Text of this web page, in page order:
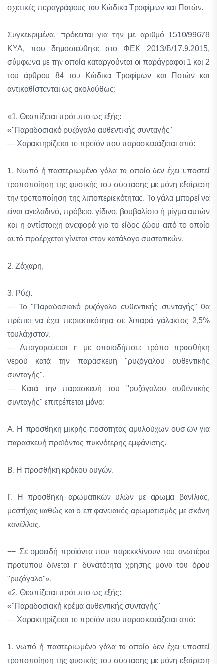
σχετικές παραγράφους του Κώδικα Τροφίμων και Ποτών.
Συγκεκριμένα, πρόκειται για την με αριθμό 1510/99678
ΚΥΑ, που δημοσιεύθηκε στο ΦΕΚ 2013/Β/17.9.2015,
σύμφωνα με την οποία καταργούνται οι παράγραφοι 1 και 2
του άρθρου 84 του Κώδικα Τροφίμων και Ποτών και
αντικαθίστανται ως ακολούθως:
«1. Θεσπίζεται πρότυπο ως εξής:
«"Παραδοσιακό ρυζόγαλο αυθεντικής συνταγής"
— Χαρακτηρίζεται το προϊόν που παρασκευάζεται από:
1. Νωπό ή παστεριωμένο γάλα το οποίο δεν έχει υποστεί
τροποποίηση της φυσικής του σύστασης με μόνη εξαίρεση
την τροποποίηση της λιποπεριεκότητας. Το γάλα μπορεί να
είναι αγελαδινό, πρόβειο, γίδινο, βουβαλίσιο ή μίγμα αυτών
και η αντίστοιχη αναφορά για το είδος ζώου από το οποίο
αυτό προέρχεται γίνεται στον κατάλογο συστατικών.
2. Ζάχαρη,
3. Ρύζι.
— Το "Παραδοσιακό ρυζόγαλο αυθεντικής συνταγής" θα
πρέπει να έχει περιεκτικότητα σε λιπαρά γάλακτος 2,5%
τουλάχιστον.
— Απαγορεύεται η με οποιοδήποτε τρόπο προσθήκη
νερού κατά την παρασκευή "ρυζόγαλου αυθεντικής
συνταγής".
— Κατά την παρασκευή του "ρυζόγαλου αυθεντικής
συνταγής" επιτρέπεται μόνο:
Α. Η προσθήκη μικρής ποσότητας αμυλούχων ουσιών για
παρασκευή προϊόντος πυκνότερης εμφάνισης.
Β. Η προσθήκη κρόκου αυγών.
Γ. Η προσθήκη αρωματικών υλών με άρωμα βανίλιας,
μαστίχας καθώς και ο επιφανειακός αρωματισμός με σκόνη
κανέλλας.
−− Σε ομοειδή προϊόντα που παρεκκλίνουν του ανωτέρω
πρότυπου δίνεται η δυνατότητα χρήσης μόνο του όρου
"ρυζόγαλο"».
«2. Θεσπίζεται πρότυπο ως εξής:
«"Παραδοσιακή κρέμα αυθεντικής συνταγής"
— Χαρακτηρίζεται το προϊόν που παρασκευάζεται από:
1. νωπό ή παστεριωμένο γάλα το οποίο δεν έχει υποστεί
τροποποίηση της φυσικής του σύστασης με μόνη εξαίρεση